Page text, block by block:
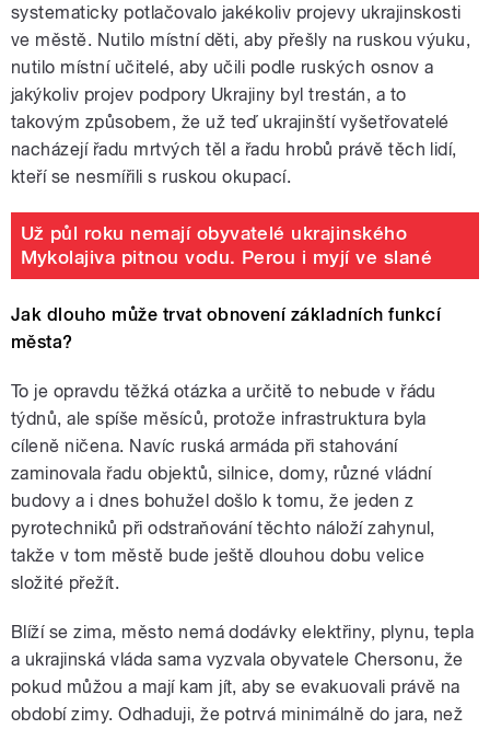
systematicky potlačovalo jakékoliv projevy ukrajinskosti
ve městě. Nutilo místní děti, aby přešly na ruskou výuku,
nutilo místní učitelé, aby učili podle ruských osnov a
jakýkoliv projev podpory Ukrajiny byl trestán, a to
takovým způsobem, že už teď ukrajinští vyšetřovatelé
nacházejí řadu mrtvých těl a řadu hrobů právě těch lidí,
kteří se nesmířili s ruskou okupací.
Už půl roku nemají obyvatelé ukrajinského
Mykolajiva pitnou vodu. Perou i myjí ve slané
Jak dlouho může trvat obnovení základních funkcí
města?
To je opravdu těžká otázka a určitě to nebude v řádu
týdnů, ale spíše měsíců, protože infrastruktura byla
cíleně ničena. Navíc ruská armáda při stahování
zaminovala řadu objektů, silnice, domy, různé vládní
budovy a i dnes bohužel došlo k tomu, že jeden z
pyrotechniků při odstraňování těchto náloží zahynul,
takže v tom městě bude ještě dlouhou dobu velice
složité přežít.
Blíží se zima, město nemá dodávky elektřiny, plynu, tepla
a ukrajinská vláda sama vyzvala obyvatele Chersonu, že
pokud můžou a mají kam jít, aby se evakuovali právě na
období zimy. Odhaduji, že potrvá minimálně do jara, než